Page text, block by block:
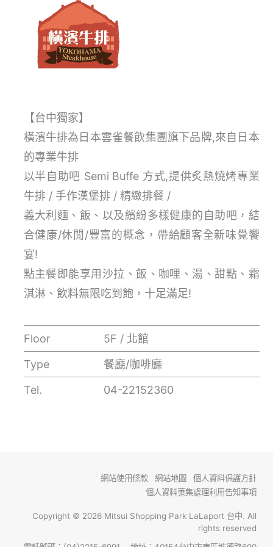
【台中獨家】
橫濱牛排為日本雲雀餐飲集團旗下品牌,來自日本
的專業牛排
以半自助吧 Semi Buffe 方式,提供炙熱燒烤專業
牛排 / 手作漢堡排 / 精緻排餐 /
義大利麵、飯、以及繽紛多樣健康的自助吧，結
合健康/休閒/豐富的概念，帶給顧客全新味覺饗
宴!
點主餐即能享用沙拉、飯、咖哩、湯、甜點、霜
淇淋、飲料無限吃到飽，十足滿足!
Floor
5F / 北館
Type
餐廳/咖啡廳
Tel.
04-22152360
網站使用條款 網站地圖
個人資料保護方針
個人資料蒐集處理利用告知事項
Copyright © 2026 Mitsui Shopping Park LaLaport 台中. All
rights reserved